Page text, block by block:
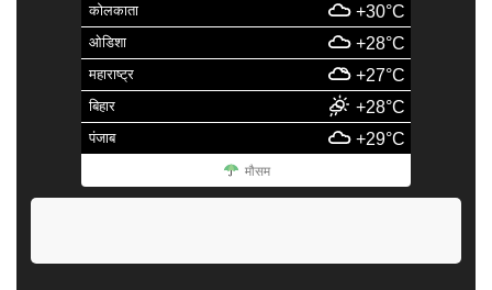
कोलकाता +30°C
ओडिशा +28°C
महाराष्ट्र +27°C
बिहार +28°C
पंजाब +29°C
मौसम